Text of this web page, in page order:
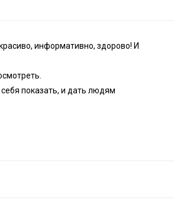
информативно, здорово! И
показать, и дать людям